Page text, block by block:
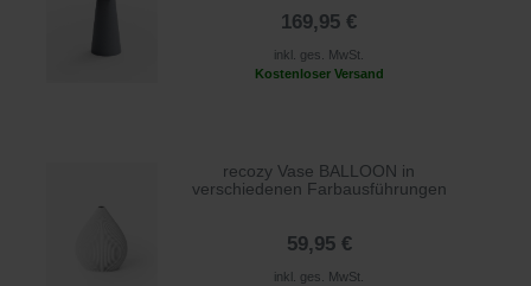
169,95 €
inkl. ges. MwSt.
Kostenloser Versand
recozy Vase BALLOON in
verschiedenen Farbausführungen
59,95 €
inkl. ges. MwSt.